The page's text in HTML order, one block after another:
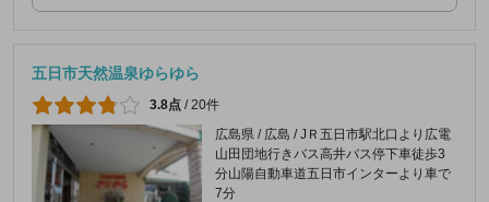
五日市天然温泉ゆらゆら
3.8点 / 20件
広島県 / 広島 / JＲ五日市駅北口より広電
山田団地行きバス高井バス停下車徒歩3
分山陽自動車道五日市インターより車で
7分